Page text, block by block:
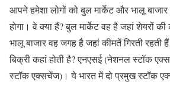
आपने हमेशा लोगों को बुल मार्केट और भालू
होगा। वे क्या हैं? बुल मार्केट वह है जहां शेयरों
भालू बाजार वह जगह है जहां कीमतें गिरती रहती
बिक्री कहां होती है? एनएसई (नेशनल स्टॉक
स्टॉक एक्सचेंज)। ये भारत में दो प्रमुख स्टॉक